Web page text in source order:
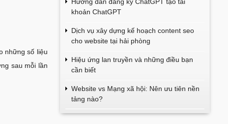
những số liệu
sau mỗi lần
khoản ChatGPT
Dịch vụ xây dựng kế hoạch content seo
cho website tại hải phòng
Hiệu ứng lan truyền và những điều bạn
cần biết
Website vs Mạng xã hội: Nên ưu tiên nền
tảng nào?